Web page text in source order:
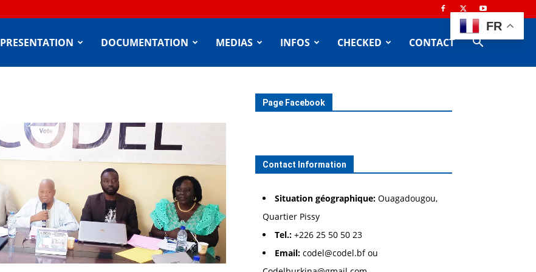
PRESENTATION DOCUMENTATION MEDIAS INFOS CHECKED CONTACT
Page Facebook
Contact Information
Situation géographique: Ouagadougou,
Quartier Pissy
Tel.: +226 25 50 50 23
Email: codel@codel.bf ou
FR